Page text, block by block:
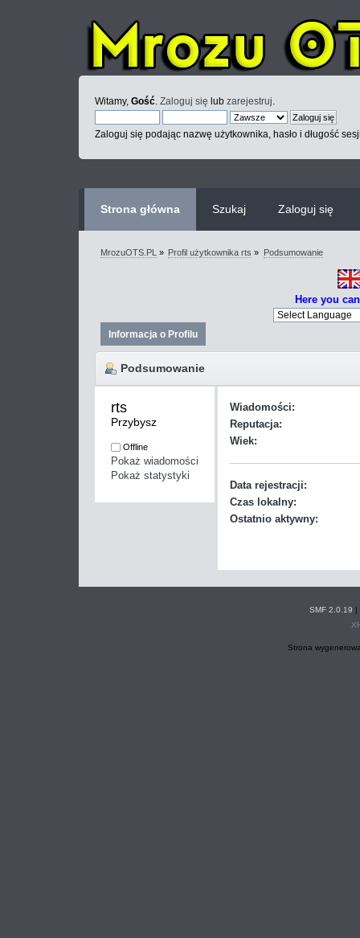
Witamy, Gość Zaloguj się lub zarejestruj
Zaloguj się podając nazwę użytkownika, hasło i długość
Strona główna Szukaj Zaloguj się
MrozuOTS.PL » Profil użytkownika rts » Podsumowanie
Here you
Informacja o Profilu
Podsumowanie
rts
Przybysz
Offline
Pokaż wiadomości
Pokaż statystyki
Wiadomości:
Reputacja:
Wiek:
Data rejestracji:
Czas lokalny:
Ostatnio aktywny:
SMF 2.0.19 |
Strona